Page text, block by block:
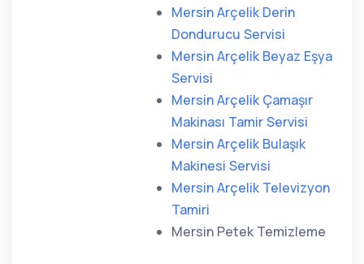
Mersin Arçelik Derin
Dondurucu Servisi
Mersin Arçelik Beyaz Eşya
Servisi
Mersin Arçelik Çamaşır
Makinası Tamir Servisi
Mersin Arçelik Bulaşık
Makinesi Servisi
Mersin Arçelik Televizyon
Tamiri
Mersin Petek Temizleme